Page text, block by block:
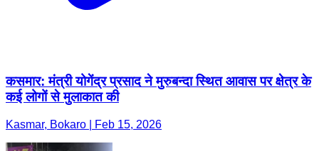
कसमार: मंत्री योगेंद्र प्रसाद ने मुरुबन्दा स्थित आवास पर क्षेत्र के
कई लोगों से मुलाकात की
Kasmar, Bokaro | Feb 15, 2026